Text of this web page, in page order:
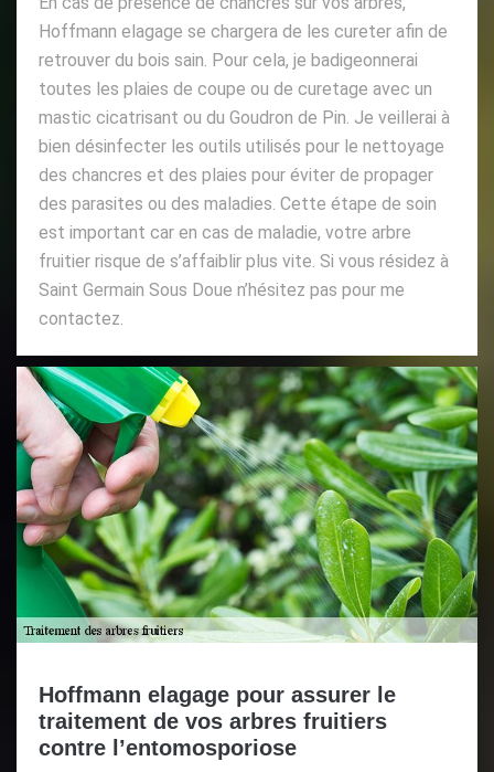
Hoffmann elagage se chargera de les cureter afin de
retrouver du bois sain. Pour cela, je badigeonnerai
toutes les plaies de coupe ou de curetage avec un
mastic cicatrisant ou du Goudron de Pin. Je veillerai à
bien désinfecter les outils utilisés pour le nettoyage
des chancres et des plaies pour éviter de propager
des parasites ou des maladies. Cette étape de soin
est important car en cas de maladie, votre arbre
fruitier risque de s’affaiblir plus vite. Si vous résidez à
Saint Germain Sous Doue n’hésitez pas pour me
contactez.
Hoffmann elagage pour assurer le
traitement de vos arbres fruitiers
contre l’entomosporiose